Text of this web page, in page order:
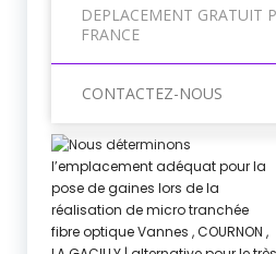
DEPLACEMENT GRATUIT
FRANCE
CONTACTEZ-NOUS